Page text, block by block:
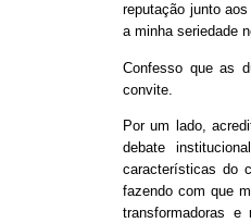
reputação junto
a minha seriedade
Confesso que as
convite.
Por um lado,
debate
características do
fazendo com que
transformadoras